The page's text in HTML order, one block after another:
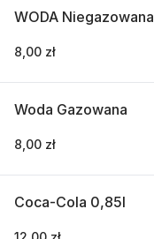
WODA Niegazowana
8,00 zł
Woda Gazowana
8,00 zł
Coca-Cola 0,85l